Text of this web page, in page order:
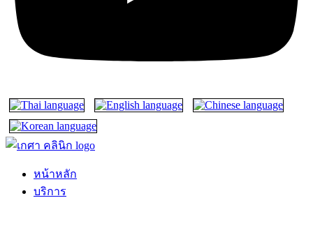
เกศา คลินิก – kesa hair clinic
kesa hair ปลูกผม ปลูกคิ้ว รักษาผมร่วง ผมบาง
หน้าหลัก
บริการ